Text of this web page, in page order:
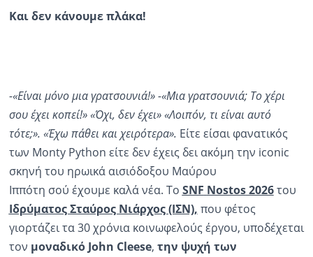
Καιδεν κάνουμε πλάκα!
-«Είναι μόνο μια γρατσουνιά!» -«Μια γρατσουνιά; Το χέρι
σου έχει κοπεί!» «Όχι, δεν έχει» «Λοιπόν, τι είναι αυτό
τότε;». «Έχω πάθει και χειρότερα». Eίτε είσαι φανατικός
των Monty Python είτε δεν έχεις δει ακόμη την iconic
σκηνή του ηρωικά αισιόδοξου Μαύρου
Ιππότη σού έχουμε καλά νέα. Το SNF Nostos2026του
Ιδρύματος Σταύρος Νιάρχος (ΙΣΝ), που φέτος
γιορτάζει τα 30 χρόνια κοινωφελούς έργου, υποδέχεται
τον μοναδικό John Cleese, την ψυχή των